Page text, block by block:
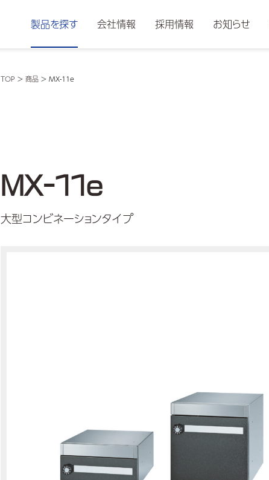
製品を探す 会社情報 採用情報 お知らせ
TOP > 商品 > MX-11e
MX-11e
大型コンビネーションタイプ